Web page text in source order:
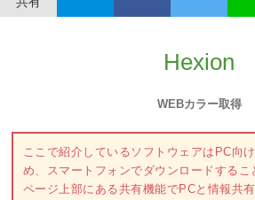
Hexion
WEBカラー取得
ここで紹介しているソフトウェアはPC向
め、スマートフォンでダウンロードするこ
ページ上部にある共有機能でPCと情報共